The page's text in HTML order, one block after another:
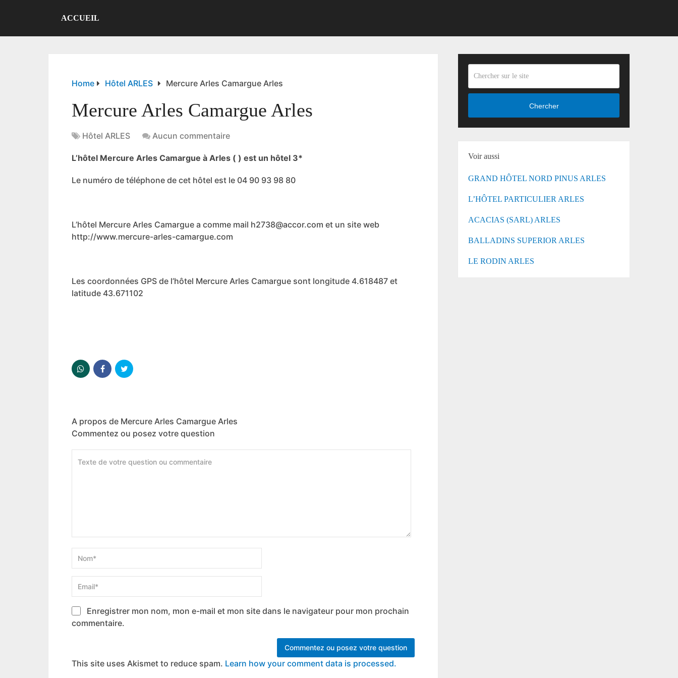
ACCUEIL
Home Hôtel ARLES Mercure Arles Camargue Arles
Mercure Arles Camargue Arles
Hôtel ARLES Aucun commentaire
L’hôtel Mercure Arles Camargue à Arles ( ) est un hôtel 3*
Le numéro de téléphone de cet hôtel est le 04 90 93 98 80
L’hôtel Mercure Arles Camargue a comme mail h2738@accor.com et un site web
http://www.mercure-arles-camargue.com
Les coordonnées GPS de l’hôtel Mercure Arles Camargue sont longitude 4.618487 et
latitude 43.671102
A propos de Mercure Arles Camargue Arles
Commentez ou posez votre question
Enregistrer mon nom, mon e-mail et mon site dans le navigateur pour mon prochain
commentaire.
This site uses Akismet to reduce spam. Learn how your comment data is processed.
Chercher
Voir aussi
GRAND HÔTEL NORD PINUS ARLES
L’HÔTEL PARTICULIER ARLES
ACACIAS (SARL) ARLES
BALLADINS SUPERIOR ARLES
LE RODIN ARLES